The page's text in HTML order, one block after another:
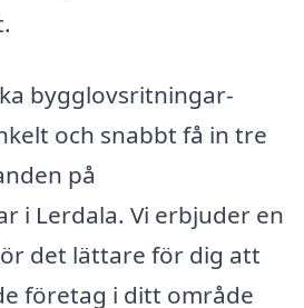
bygglovsritningar-
och snabbt få in tre
på
i Lerdala. Vi erbjuder en
det lättare för dig att
företag i ditt område